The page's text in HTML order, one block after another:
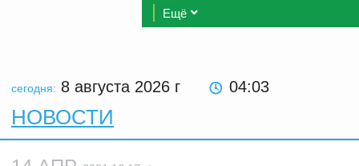
Ещё
сегодня: 8 августа 2026 г 04:03
НОВОСТИ